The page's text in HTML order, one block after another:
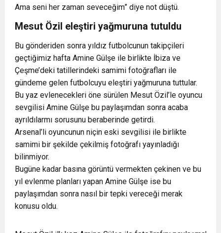
Ama seni her zaman seveceğim” diye not düştü.
Mesut Özil eleştiri yağmuruna tutuldu
Bu gönderiden sonra yıldız futbolcunun takipçileri
geçtiğimiz hafta Amine Gülşe ile birlikte İbiza ve
Çeşme’deki tatillerindeki samimi fotoğrafları ile
gündeme gelen futbolcuyu eleştiri yağmuruna tuttular.
Bu yaz evlenecekleri öne sürülen Mesut Özil’le oyuncu
sevgilisi Amine Gülşe bu paylaşımdan sonra acaba
ayrıldılarmı sorusunu beraberinde getirdi.
Arsenal’li oyuncunun niçin eski sevgilisi ile birlikte
samimi bir şekilde çekilmiş fotoğrafı yayınladığı
bilinmiyor.
Bugüne kadar basına görüntü vermekten çekinen ve bu
yıl evlenme planları yapan Amine Gülşe ise bu
paylaşımdan sonra nasıl bir tepki vereceği merak
konusu oldu.